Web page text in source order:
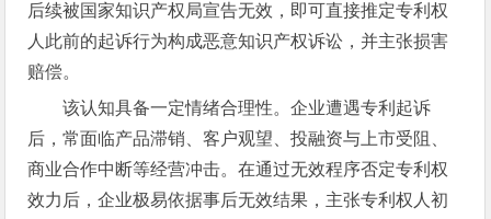
后续被国家知识产权局宣告无效，即可直接推定专利权
人此前的起诉行为构成恶意知识产权诉讼，并主张损害
赔偿。
该认知具备一定情绪合理性。企业遭遇专利起诉
后，常面临产品滞销、客户观望、投融资与上市受阻、
商业合作中断等经营冲击。在通过无效程序否定专利权
效力后，企业极易依据事后无效结果，主张专利权人初